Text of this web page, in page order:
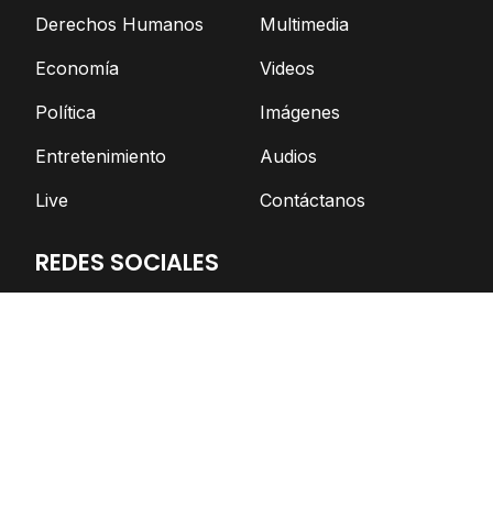
Derechos Humanos
Economía
Política
Entretenimiento
Live
Multimedia
Videos
Imágenes
Audios
Contáctanos
REDES SOCIALES